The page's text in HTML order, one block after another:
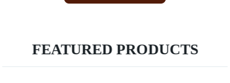
FEATURED PRODUCTS